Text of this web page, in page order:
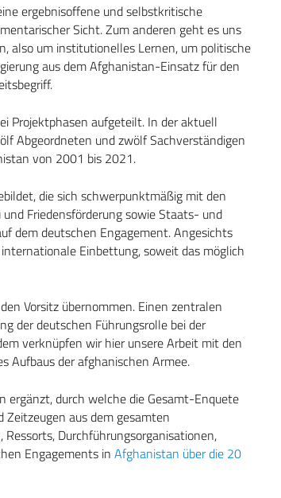
ergebnisoffene und selbstkritische
Sicht. Zum anderen geht es uns
also um institutionelles Lernen, um politische
aus dem Afghanistan-Einsatz für den
Projektphasen aufgeteilt. In der aktuell
Abgeordneten und zwölf Sachverständigen
von 2001 bis 2021.
die sich schwerpunktmäßig mit den
Friedensförderung sowie Staats- und
dem deutschen Engagement. Angesichts
Einbettung, soweit das möglich
Vorsitz übernommen. Einen zentralen
der deutschen Führungsrolle bei der
verknüpfen wir hier unsere Arbeit mit den
Aufbaus der afghanischen Armee.
ergänzt, durch welche die Gesamt-Enquete
aus dem gesamten
Durchführungsorganisationen,
Engagements in Afghanistan über die 20